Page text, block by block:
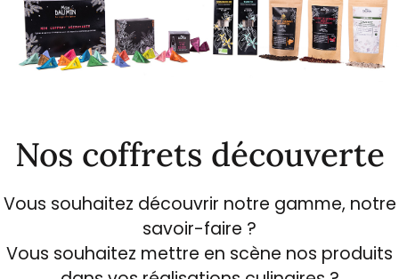
Nos coffrets découverte
Vous souhaitez découvrir notre gamme, notre
savoir-faire ?
Vous souhaitez mettre en scène nos produits